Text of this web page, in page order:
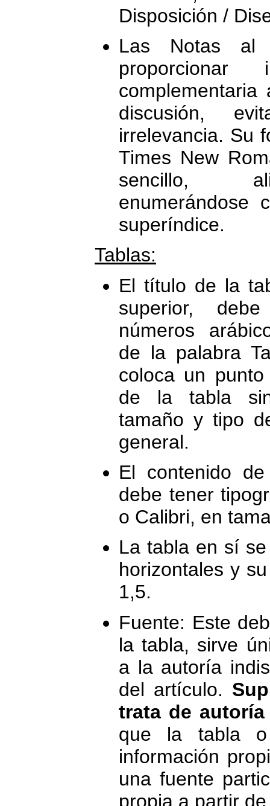
Disposición /
Las Notas al
discusión,
irrelevancia. Su
Times New
sencillo,
enumerándose
superíndice.
Tablas:
El título de la
superior,
números
de la palabra
coloca un
de la tabla
tamaño y tipo
general.
El contenido
debe tener
o Calibri, en
La tabla en sí
horizontales y
1,5.
Fuente: Este
la tabla, sirve
a la autoría
del artículo.
trata de
que la tabla
información
una fuente
propia a partir